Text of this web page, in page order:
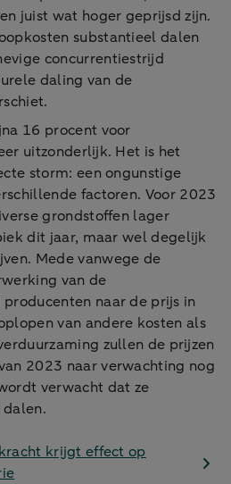
juist wat hoger geprijsd zijn.
substantieel dalen
concurrentiestrijd
daling van de
16 procent voor
uitzonderlijk. Het is het
storm: een ongunstige
factoren. Voor 2023
grondstoffen lager
dit jaar, maar wel degelijk
Mede vanwege de
van de
naar de prijs in
van andere kosten als
zullen de prijzen
2023 naar verwachting nog
verwacht dat ze
krijgt effect op